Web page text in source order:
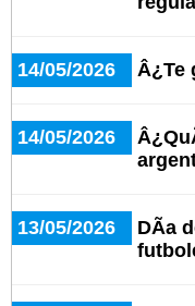
14/05/2026 Â¿Te
14/05/2026
13/05/2026
DÃ­a